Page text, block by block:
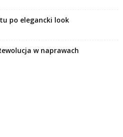
po elegancki look
w naprawach